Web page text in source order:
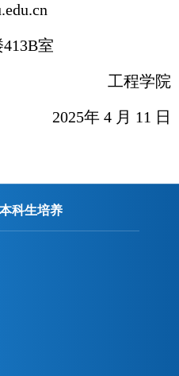
413B室
工程学院
2025年 4 月 11 日
本科生培养